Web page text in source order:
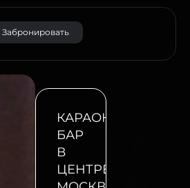
Забронировать
КАРАОКЕ-
БАР
В
ЦЕНТРЕ